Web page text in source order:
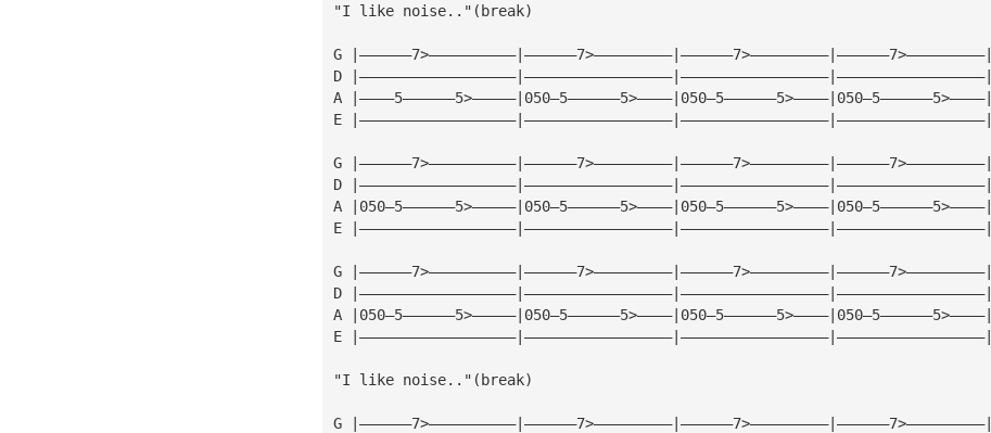
"I like noise.."(break)
G |——————7>——————————|——————7>—————————|——————7>—————————|——————7>—————————|
D |——————————————————|—————————————————|—————————————————|—————————————————|
A |————5——————5>—————|050—5——————5>————|050—5——————5>————|050—5——————5>————|
E |——————————————————|—————————————————|—————————————————|—————————————————|
G |——————7>——————————|——————7>—————————|——————7>—————————|——————7>—————————|
D |——————————————————|—————————————————|—————————————————|—————————————————|
A |050—5——————5>—————|050—5——————5>————|050—5——————5>————|050—5——————5>————|
E |——————————————————|—————————————————|—————————————————|—————————————————|
G |——————7>——————————|——————7>—————————|——————7>—————————|——————7>—————————|
D |——————————————————|—————————————————|—————————————————|—————————————————|
A |050—5——————5>—————|050—5——————5>————|050—5——————5>————|050—5——————5>————|
E |——————————————————|—————————————————|—————————————————|—————————————————|
"I like noise.."(break)
G |——————7>——————————|——————7>—————————|——————7>—————————|——————7>—————————|